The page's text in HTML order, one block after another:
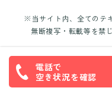
※当サイト内、全てのテ
無断複写・転載等を禁
電話で
空き状況を確認